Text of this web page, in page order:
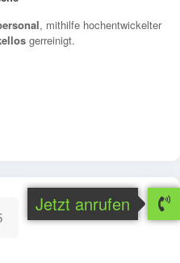
, mithilfe hochentwickelter
gerreinigt.
Jetzt anrufen